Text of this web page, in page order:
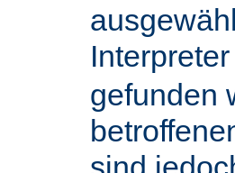
gefunden